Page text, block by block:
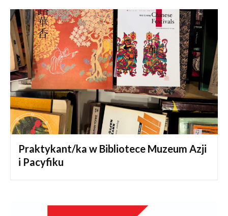
Praktykant/ka w Bibliotece Muzeum Azji
i Pacyfiku